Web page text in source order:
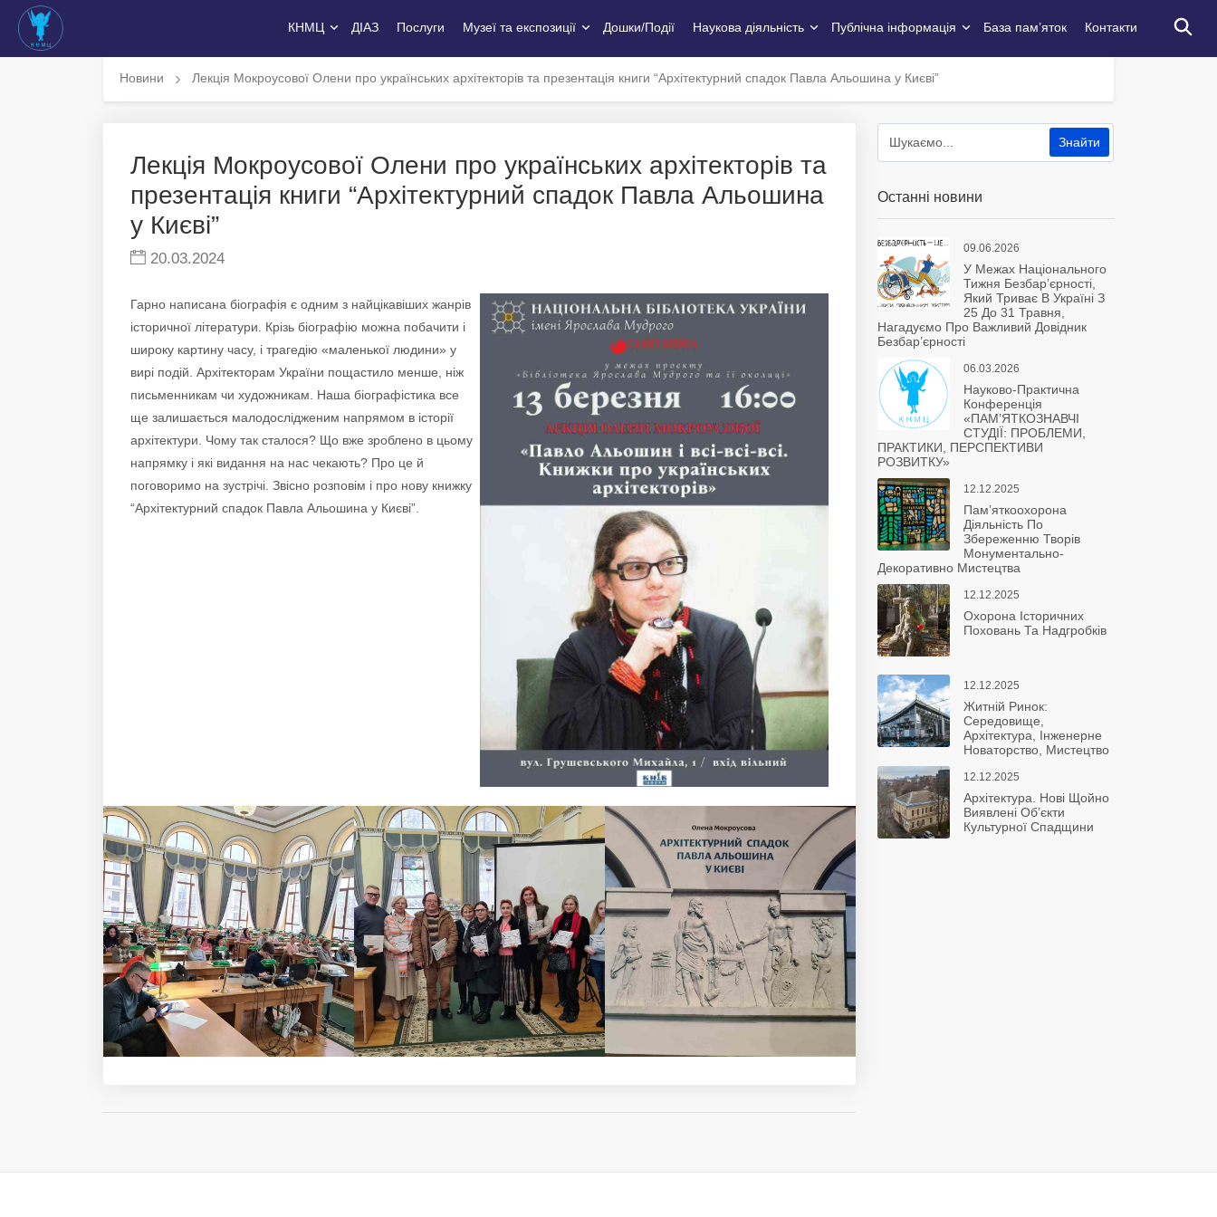
КНМЦ ДІАЗ Послуги Музеї та експозиції Дошки/Події Наукова діяльність Публічна інформація База пам’яток Контакти
Новини Лекція Мокроусової Олени про українських архітекторів та презентація книги “Архітектурний спадок Павла Альошина у Києві”
Лекція Мокроусової Олени про українських архітекторів та
презентація книги “Архітектурний спадок Павла Альошина
у Києві”
20.03.2024
Гарно написана біографія є одним з найцікавіших жанрів
історичної літератури. Крізь біографію можна побачити і
широку картину часу, і трагедію «маленької людини» у
вирі подій. Архітекторам України пощастило менше, ніж
письменникам чи художникам. Наша біографістика все
ще залишається малодослідженим напрямом в історії
архітектури. Чому так сталося? Що вже зроблено в цьому
напрямку і які видання на нас чекають? Про це й
поговоримо на зустрічі. Звісно розповім і про нову книжку
“Архітектурний спадок Павла Альошина у Києві”.
Останні новини
09.06.2026
У Межах Національного
Тижня Безбар’єрності,
Який Триває В Україні З
25 До 31 Травня,
Нагадуємо Про Важливий Довідник
Безбар’єрності
06.03.2026
Науково-Практична
Конференція
«ПАМ’ЯТКОЗНАВЧІ
СТУДІЇ: ПРОБЛЕМИ,
ПРАКТИКИ, ПЕРСПЕКТИВИ
РОЗВИТКУ»
12.12.2025
Пам’яткоохорона
Діяльність По
Збереженню Творів
Монументально-
Декоративно Мистецтва
12.12.2025
Охорона Історичних
Поховань Та Надгробків
12.12.2025
Житній Ринок:
Середовище,
Архітектура, Інженерне
Новаторство, Мистецтво
12.12.2025
Архітектура. Нові Щойно
Виявлені Об’єкти
Культурної Спадщини